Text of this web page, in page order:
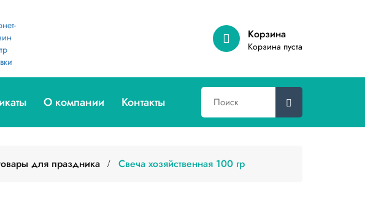
Корзина
Корзина пуста
О компании Контакты
для праздника Свеча хозяйственная 100 гр